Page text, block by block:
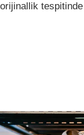
orijinallik tespitinde